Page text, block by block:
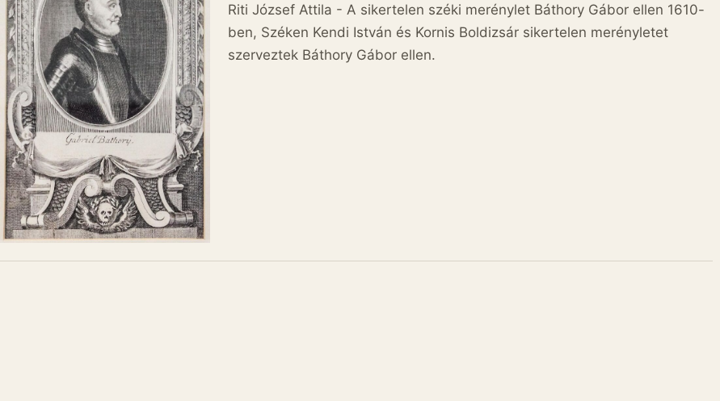
Riti József Attila - A sikertelen széki merénylet Báthory Gábor ellen 1610-
ben, Széken Kendi István és Kornis Boldizsár sikertelen merényletet
szerveztek Báthory Gábor ellen.